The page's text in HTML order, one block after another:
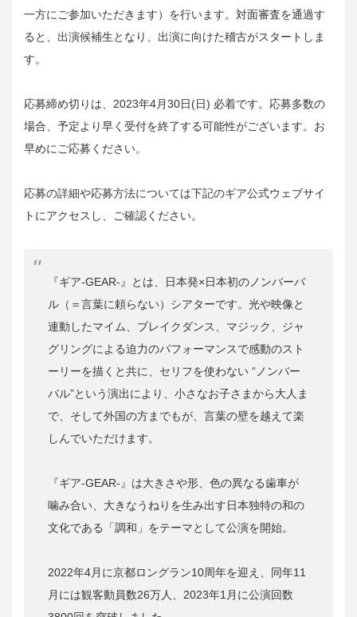
一方にご参加いただきます）を行います。対面審査を通過す
ると、出演候補生となり、出演に向けた稽古がスタートしま
す。
応募締め切りは、2023年4月30日(日) 必着です。応募多数の
場合、予定より早く受付を終了する可能性がございます。お
早めにご応募ください。
応募の詳細や応募方法については下記のギア公式ウェブサイ
トにアクセスし、ご確認ください。
『ギア-GEAR-』とは、日本発×日本初のノンバーバ
ル（＝言葉に頼らない）シアターです。光や映像と
連動したマイム、ブレイクダンス、マジック、ジャ
グリングによる迫力のパフォーマンスで感動のスト
ーリーを描くと共に、セリフを使わない “ノンバー
バル”という演出により、小さなお子さまから大人ま
で、そして外国の方までもが、言葉の壁を越えて楽
しんでいただけます。
『ギア-GEAR-』は大きさや形、色の異なる歯車が
噛み合い、大きなうねりを生み出す日本独特の和の
文化である「調和」をテーマとして公演を開始。
2022年4月に京都ロングラン10周年を迎え、同年11
月には観客動員数26万人、2023年1月に公演回数